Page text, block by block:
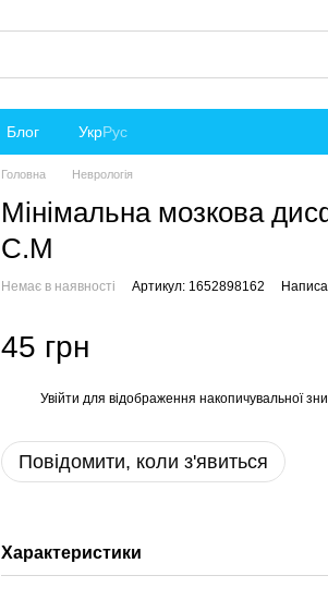
Блог УкрРус
Головна Неврологія
Мінімальна мозкова
С.М
Немає в наявності Артикул: 1652898162
45 грн
Увійти для відображення накопичувальної
Повідомити, коли з'явиться
Характеристики